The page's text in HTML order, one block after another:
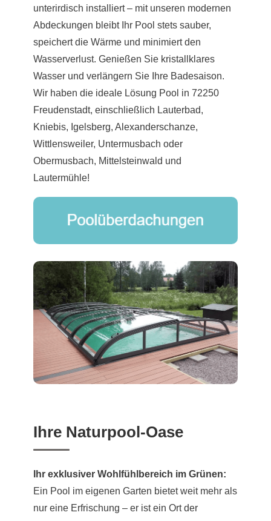
unterirdisch installiert – mit unseren modernen
Abdeckungen bleibt Ihr Pool stets sauber,
speichert die Wärme und minimiert den
Wasserverlust. Genießen Sie kristallklares
Wasser und verlängern Sie Ihre Badesaison.
Wir haben die ideale Lösung Pool in 72250
Freudenstadt, einschließlich Lauterbad,
Kniebis, Igelsberg, Alexanderschanze,
Wittlensweiler, Untermusbach oder
Obermusbach, Mittelsteinwald und
Lautermühle!
Ihre Naturpool-Oase
Ihr exklusiver Wohlfühlbereich im Grünen:
Ein Pool im eigenen Garten bietet weit mehr als
nur eine Erfrischung – er ist ein Ort der